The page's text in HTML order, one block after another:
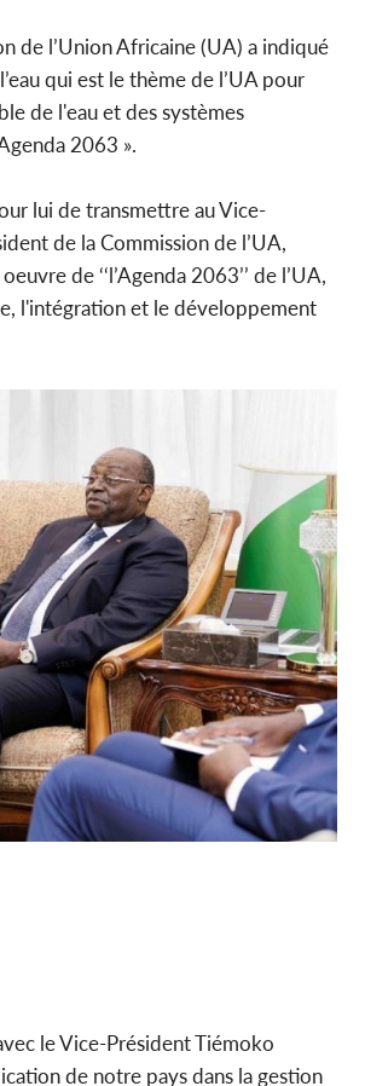
de l’Union Africaine (UA) a indiqué
qui est le thème de l’UA pour
de l'eau et des systèmes
2063 ».
lui de transmettre au Vice-
de la Commission de l’UA,
de ‘‘l’Agenda 2063’’ de l’UA,
l'intégration et le développement
le Vice-Président Tiémoko
de notre pays dans la gestion